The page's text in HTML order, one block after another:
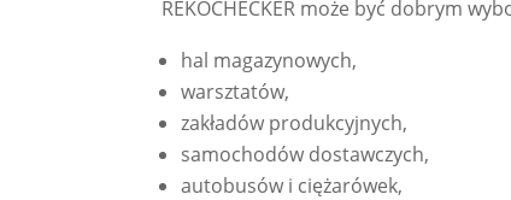
REKOCHECKER może być dobrym
hal magazynowych,
warsztatów,
zakładów produkcyjnych,
samochodów dostawczych,
autobusów i ciężarówek,